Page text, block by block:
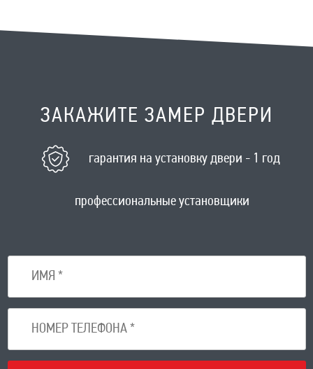
ЗАКАЖИТЕ ЗАМЕР ДВЕРИ
гарантия на установку двери - 1 год
профессиональные установщики